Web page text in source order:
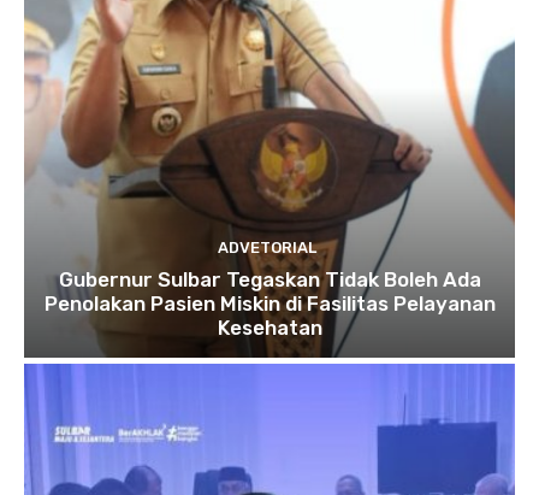
ADVETORIAL
Gubernur Sulbar Tegaskan Tidak Boleh Ada
Penolakan Pasien Miskin di Fasilitas Pelayanan
Kesehatan